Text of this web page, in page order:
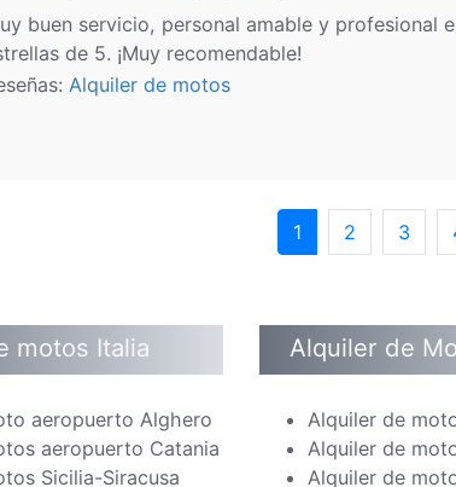
buen servicio, personal amable y profesional
de 5. ¡Muy recomendable!
Alquiler de motos
1 2 3
motos Italia
aeropuerto Alghero
aeropuerto Catania
Sicilia-Siracusa
Alquiler de
Alquiler de
Alquiler de
Alquiler de